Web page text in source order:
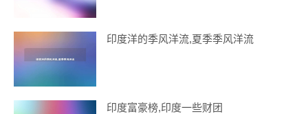
印度洋的季风洋流,夏季季风洋流
印度富豪榜,印度一些财团